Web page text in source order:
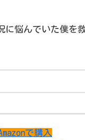
悩んでいた僕を
で購入